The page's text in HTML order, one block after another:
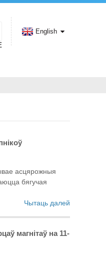
English
асцярожныя
бягучая
Чытаць далей
магнітаў на 11-